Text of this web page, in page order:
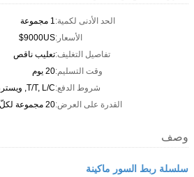
الحد الأدنى لكمية:1 مجموعة
الأسعار:9000US$
تفاصيل التغليف:تعليب ناقص
وقت التسليم:20 يوم
شروط الدفع:T/T, L/C, ويسترن يونيون
القدرة على العرض:20 مجموعة لكلّ شهر
وصف
سلسلة ربط السور ماكينة